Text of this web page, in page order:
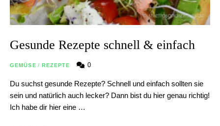
Gesunde Rezepte schnell & einfach
GEMÜSE / REZEPTE 0
Du suchst gesunde Rezepte? Schnell und einfach sollten sie
sein und natürlich auch lecker? Dann bist du hier genau richtig!
Ich habe dir hier eine …